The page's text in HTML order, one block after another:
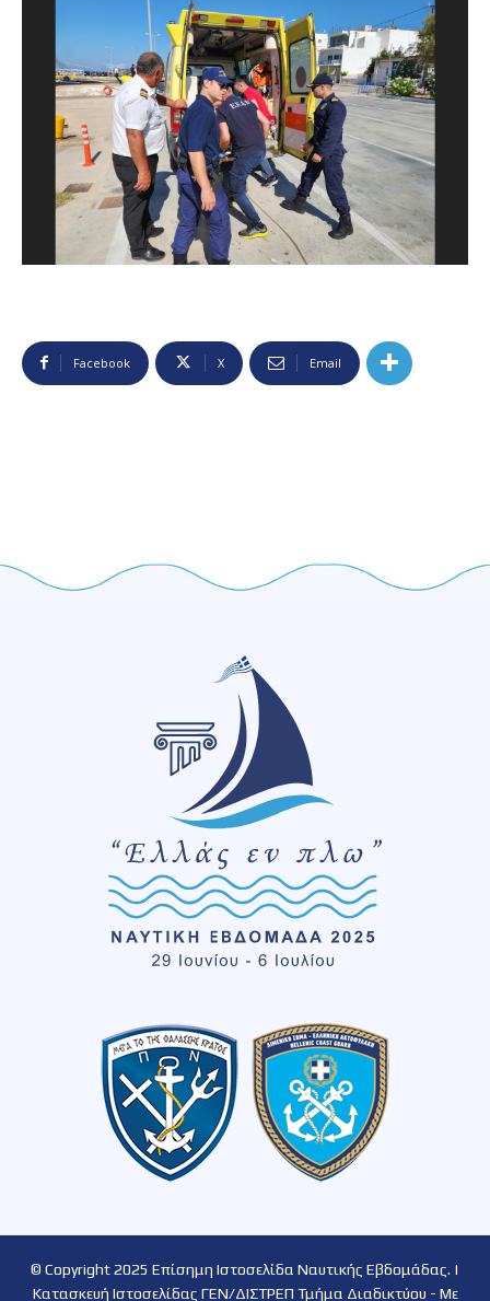
Facebook X Email
© Copyright 2025 Επίσημη Ιστοσελίδα Ναυτικής Εβδομάδας. |
Κατασκευή Ιστοσελίδας ΓΕΝ/ΔΙΣΤΡΕΠ Τμήμα Διαδικτύου - Με